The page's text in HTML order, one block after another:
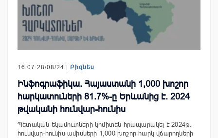
16:07 28/08/24 | Բիզնես
Ինֆոգրաֆիկա. Հայաստանի 1,000 խոշոր
հարկատուների 81.7%-ը Երևանից է. 2024
թվականի հունվար-հունիս
Պետական եկամուտների կոմիտեն հրապարակել է 2024թ.
հունվար-հունիս ամիսների 1,000 խոշոր հարկ վճարողների